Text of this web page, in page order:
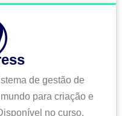
de gestão de
para criação e
no curso.